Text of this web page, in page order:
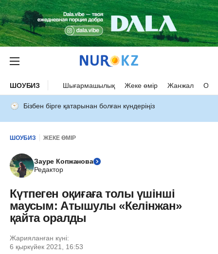
ШОУБИЗ Шығармашылық Жеке өмір Жанжал
Бізбен бірге қатарынан болған күндеріңіз
ШОУБИЗ ЖЕКЕ ӨМІР
Зауре Копжанова
Редактор
Күтпеген оқиғаға толы үшінші
маусым: Атышулы «Келінжан»
қайта оралды
Жарияланған күні:
6 қыркүйек 2021, 16:53